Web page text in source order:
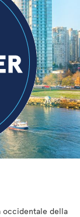
occidentale della